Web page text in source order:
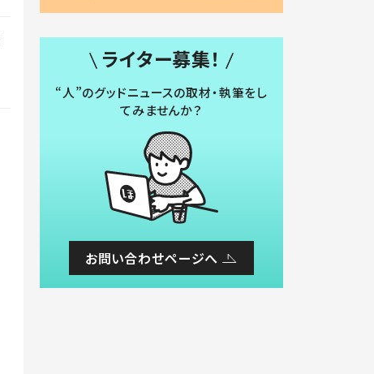
ライター募集！
“人”のグッドニュースの取材・執筆をし
てみませんか？
お問い合わせページへ